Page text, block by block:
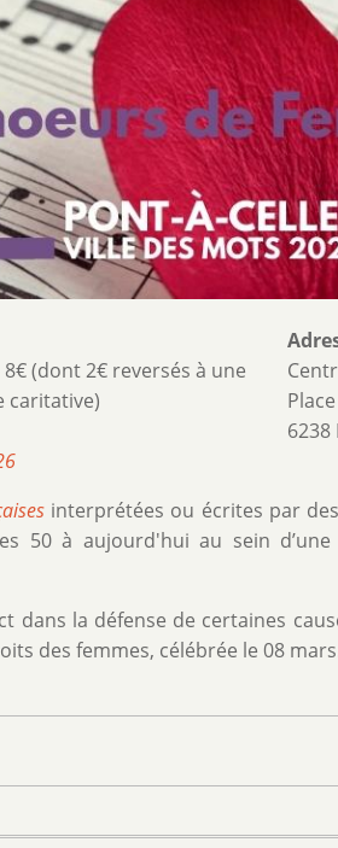
(dont 2€ reversés à une
caritative)
6238
interprétées ou écrites par
50 à aujourd'hui au sein
dans la défense de certaines
des femmes, célébrée le 08